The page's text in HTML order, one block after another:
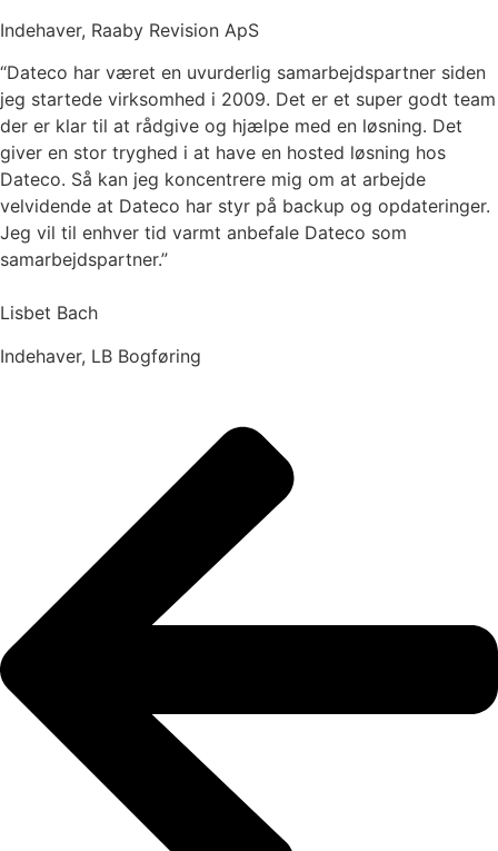
Indehaver, Raaby Revision ApS
“Dateco har været en uvurderlig samarbejdspartner siden
jeg startede virksomhed i 2009. Det er et super godt team
der er klar til at rådgive og hjælpe med en løsning. Det
giver en stor tryghed i at have en hosted løsning hos
Dateco. Så kan jeg koncentrere mig om at arbejde
velvidende at Dateco har styr på backup og opdateringer.
Jeg vil til enhver tid varmt anbefale Dateco som
samarbejdspartner.”
Lisbet Bach
Indehaver, LB Bogføring